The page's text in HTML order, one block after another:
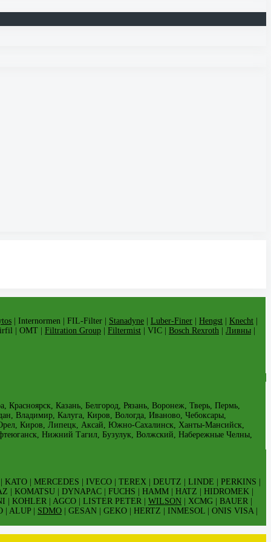
| Internormen | FIL-Filter | Stanadyne Luber-Finer Hengst Knecht
| OMT | Filtration Group Filtermist | VIC | Bosch Rexroth Ливны
Казань, Белгород, Рязань, Воронеж, Тверь, Пермь,
Владимир, Калуга, Киров, Вологда, Иваново, Чебоксары,
Киров, Липецк, Аксай, Южно-Сахалинск, Ханты-Мансийск,
Нижний Тагил, Бузулук, Волжский, Набережные Челны,
| MERCEDES | IVECO | TEREX | DEUTZ | LINDE | PERKINS |
KOMATSU | DYNAPAC | FUCHS | HAMM | HATZ | HIDROMEK |
KOHLER | AGCO | LISTER PETER | WILSON | XCMG | BAUER |
| ALUP | SDMO | GESAN | GEKO | HERTZ | INMESOL | ONIS VISA |